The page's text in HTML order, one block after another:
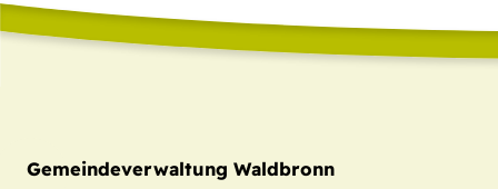
Gemeindeverwaltung Waldbronn